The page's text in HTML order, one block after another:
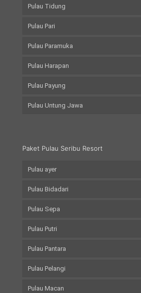
Pulau Tidung
Pulau Pari
Pulau Paramuka
Pulau Harapan
Pulau Payung
Pulau Untung Jawa
Paket Pulau Seribu Resort
Pulau ayer
Pulau Bidadari
Pulau Sepa
Pulau Putri
Pulau Pantara
Pulau Pelangi
Pulau Macan